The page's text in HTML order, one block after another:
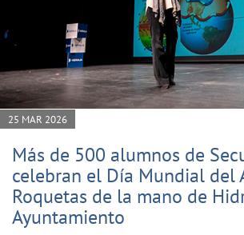
25 MAR 2026
Más de 500 alumnos de
celebran el Día Mundial del
Roquetas de la mano de
Ayuntamiento